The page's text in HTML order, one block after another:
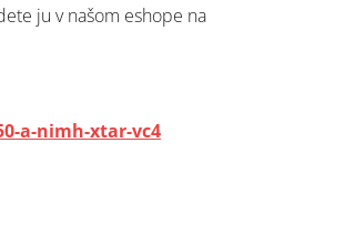
ju v našom eshope na
a-nimh-xtar-vc4